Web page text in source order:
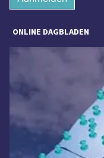
ONLINE DAGBLADEN